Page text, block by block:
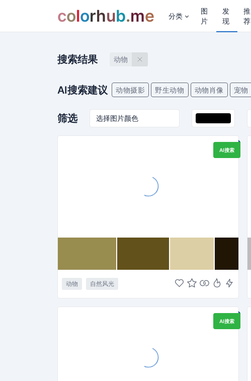
colorhub.me 分类
图
片
发
现
推
荐
搜索结果 动物
AI搜索建议 动物摄影 野生动物 动物肖像 宠物
筛选
AI搜索
动物 自然风光
AI搜索